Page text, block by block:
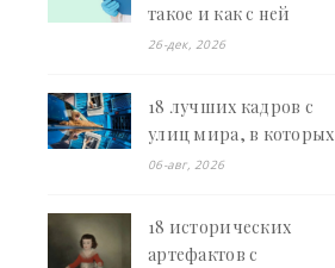
такое и как с ней
борются - «Смешное»
26-дек, 2026
18 лучших кадров с
улиц мира, в которых
всё совпало в
«Смешное»
06-авг, 2026
18 исторических
артефактов с